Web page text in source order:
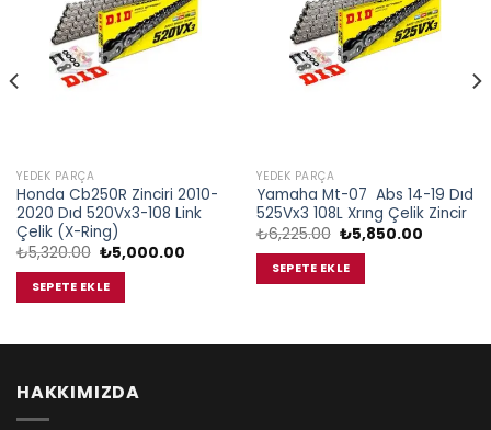
YEDEK PARÇA
Honda Cb250R Zinciri 2010-
2020 Dıd 520Vx3-108 Link
Çelik (X-Ring)
₺5,320.00 Orijinal
fiyat:
₺5,320.00.
₺5,000.00Şu
SEPETE EKLE
YEDEK PARÇA
Yamaha Mt-07 Abs 14-19 Dıd
525Vx3 108L Xrıng Çelik Zincir
₺6,225.00 Orijinal
fiyat:
₺6,225.00.
₺5,850.00Şu
SEPETE EKLE
HAKKIMIZDA